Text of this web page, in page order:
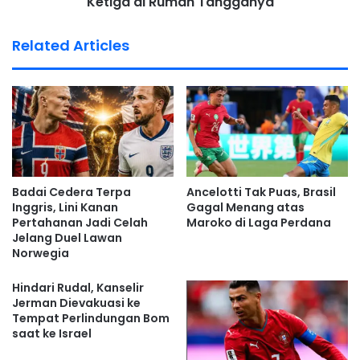
mendoakan para korban yang telah meninggal dunia.
“Saya mendedikasikan kemenangan ini kepada rakyat
Mesir dan rakyat Palestina, orang-orang yang baik dan
terhormat itu,” ujar Hassan.
Sebagai bentuk penghormatan, Hassan membawa dan
membentangkan bendera Mesir serta bendera Palestina di
lapangan setelah pertandingan berakhir.
Sementara itu, para pemain Mesir melakukan sujud syukur
untuk merayakan keberhasilan mereka melaju ke babak 16
besar.
Warga Gaza Rayakan
Kemenangan Mesir
Kemenangan Mesir juga mendapat sambutan hangat dari
Related Articles
Badai Cedera Terpa
Inggris, Lini Kanan
Pertahanan Jadi Celah
Jelang Duel Lawan
Norwegia
Ancelotti Tak Puas, Brasil
Gagal Menang atas
Maroko di Laga Perdana
Hindari Rudal, Kanselir
Jerman Dievakuasi ke
Tempat Perlindungan Bom
saat ke Israel